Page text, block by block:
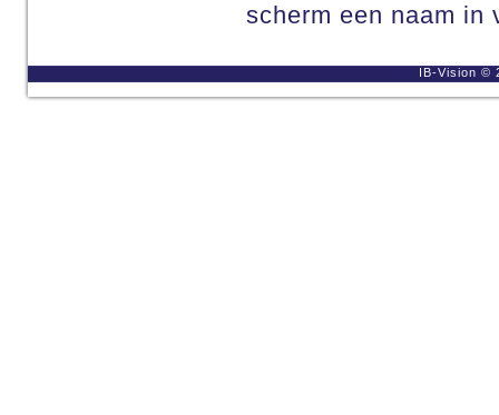
scherm een naam in
IB-Vision ©